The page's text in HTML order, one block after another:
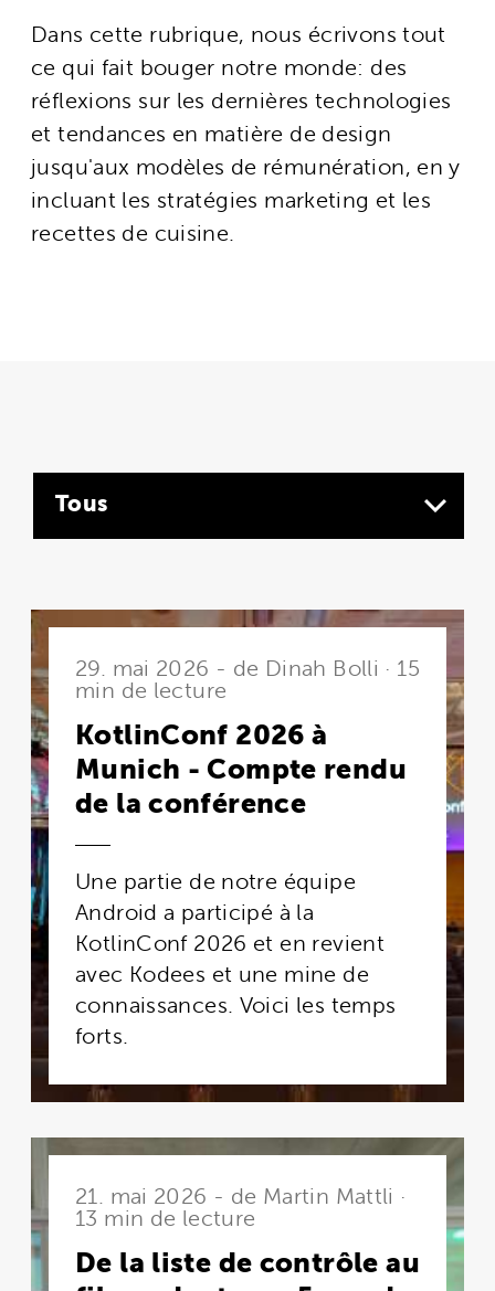
Dans cette rubrique, nous écrivons tout
ce qui fait bouger notre monde: des
réflexions sur les dernières technologies
et tendances en matière de design
jusqu'aux modèles de rémunération, en y
incluant les stratégies marketing et les
recettes de cuisine.
Tous
29. mai 2026 - de Dinah Bolli · 15
min de lecture
KotlinConf 2026 à
Munich - Compte rendu
de la conférence
Une partie de notre équipe
Android a participé à la
KotlinConf 2026 et en revient
avec Kodees et une mine de
connaissances. Voici les temps
forts.
21. mai 2026 - de Martin Mattli ·
13 min de lecture
De la liste de contrôle au